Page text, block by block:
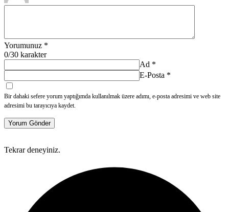
Yorumunuz *
0/30 karakter
Ad *
E-Posta *
Bir dahaki sefere yorum yaptığımda kullanılmak üzere adımı, e-posta adresimi ve web site
adresimi bu tarayıcıya kaydet.
Yorum Gönder
Tekrar deneyiniz.